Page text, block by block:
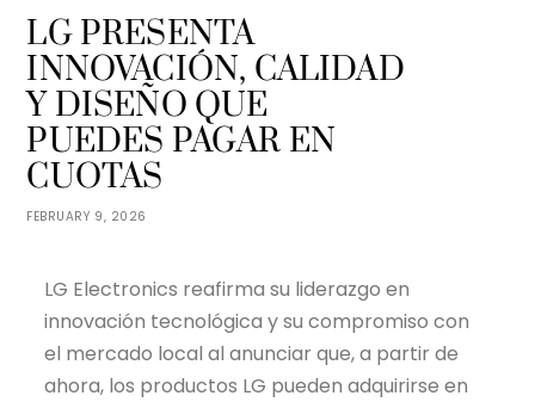
FEBRUARY 9, 2026
LG PRESENTA
INNOVACIÓN, CALIDAD
Y DISEÑO QUE
PUEDES PAGAR EN
CUOTAS
LG Electronics reafirma su liderazgo en
innovación tecnológica y su compromiso con
el mercado local al anunciar que, a partir de
ahora, los productos LG pueden adquirirse en